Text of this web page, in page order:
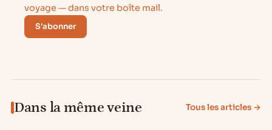
voyage — dans votre boîte mail.
S'abonner
Dans la même veine Tous les articles →